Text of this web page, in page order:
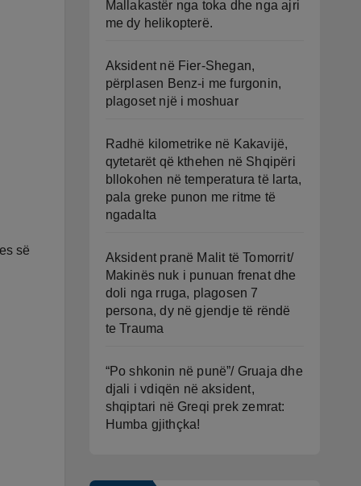
së
Mallakastër nga toka dhe nga ajri
me dy helikopterë.
Aksident në Fier-Shegan,
përplasen Benz-i me furgonin,
plagoset një i moshuar
Radhë kilometrike në Kakavijë,
qytetarët që kthehen në Shqipëri
bllokohen në temperatura të larta,
pala greke punon me ritme të
ngadalta
Aksident pranë Malit të Tomorrit/
Makinës nuk i punuan frenat dhe
doli nga rruga, plagosen 7
persona, dy në gjendje të rëndë
te Trauma
“Po shkonin në punë”/ Gruaja dhe
djali i vdiqën në aksident,
shqiptari në Greqi prek zemrat:
Humba gjithçka!